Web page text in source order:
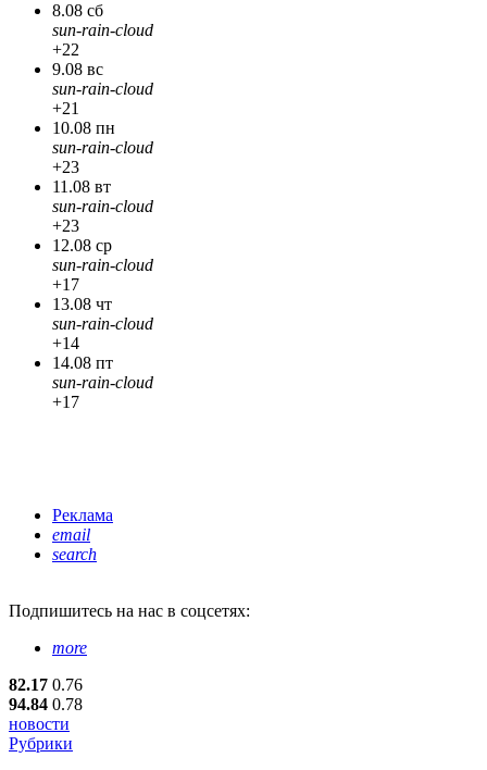
8.08 сб
sun-rain-cloud
+22
9.08 вс
sun-rain-cloud
+21
10.08 пн
sun-rain-cloud
+23
11.08 вт
sun-rain-cloud
+23
12.08 ср
sun-rain-cloud
+17
13.08 чт
sun-rain-cloud
+14
14.08 пт
sun-rain-cloud
+17
Реклама
email
search
Подпишитесь на нас в соцсетях:
more
82.17 0.76
94.84 0.78
новости
Рубрики